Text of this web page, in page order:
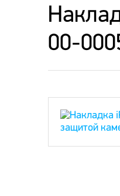
00-